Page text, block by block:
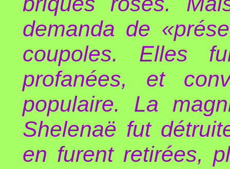
demanda de
coupoles. Elles
profanées, et
populaire. La
Shelenaë fut
en furent retirées,